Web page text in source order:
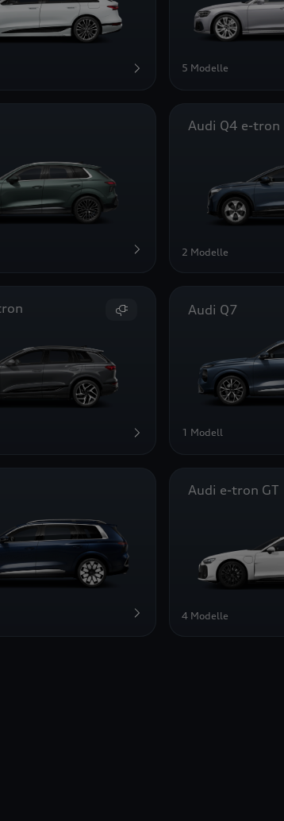
5 Modelle
Audi Q4 e-tron
2 Modelle
Audi Q7
1 Modell
Audi e-tron GT
4 Modelle